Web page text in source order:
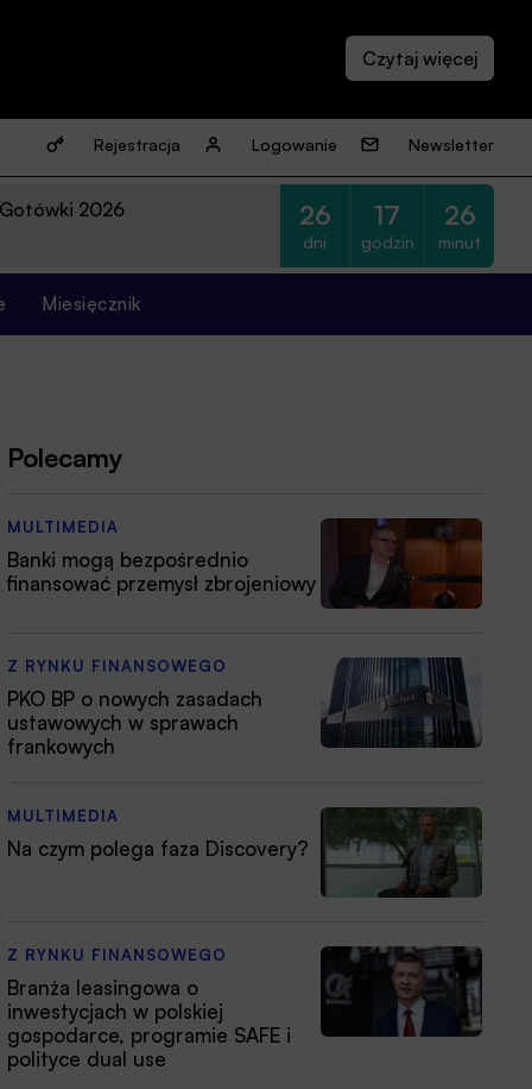
Rejestracja Logowanie Newsletter
2026 26
dni
17
godzin
26
minut
Miesięcznik
Polecamy
MULTIMEDIA
Banki mogą bezpośrednio
finansować przemysł zbrojeniowy
Z RYNKU FINANSOWEGO
PKO BP o nowych zasadach
ustawowych w sprawach
frankowych
MULTIMEDIA
Na czym polega faza Discovery?
Z RYNKU FINANSOWEGO
Branża leasingowa o
inwestycjach w polskiej
gospodarce, programie SAFE i
polityce dual use